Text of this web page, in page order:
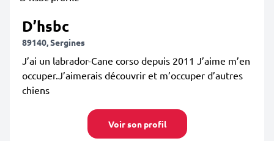
D’hsbc
89140, Sergines
J’ai un labrador-Cane corso depuis 2011 J’aime m’en
occuper.J’aimerais découvrir et m’occuper d’autres
chiens
Voir son profil